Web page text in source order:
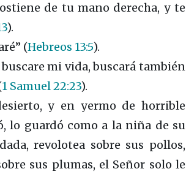
de tu mano derecha, y te
).
(Hebreos 13:5).
mi vida, buscará también
1 Samuel 22:23).
y en yermo de horrible
lo guardó como a la niña de su
revolotea sobre sus pollos,
sus plumas, el Señor solo le